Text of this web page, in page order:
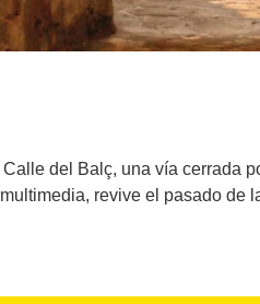
del Balç, una vía cerrada
revive el pasado de